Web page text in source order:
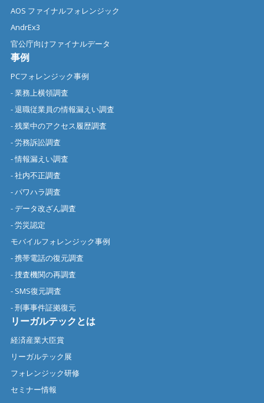
AOS ファイナルフォレンジック
AndrEx3
官公庁向けファイナルデータ
事例
PCフォレンジック事例
- 業務上横領調査
- 退職従業員の情報漏えい調査
- 残業中のアクセス履歴調査
- 労務訴訟調査
- 情報漏えい調査
- 社内不正調査
- パワハラ調査
- データ改ざん調査
- 労災認定
モバイルフォレンジック事例
- 携帯電話の復元調査
- 捜査機関の再調査
- SMS復元調査
- 刑事事件証拠復元
リーガルテックとは
経済産業大臣賞
リーガルテック展
フォレンジック研修
セミナー情報